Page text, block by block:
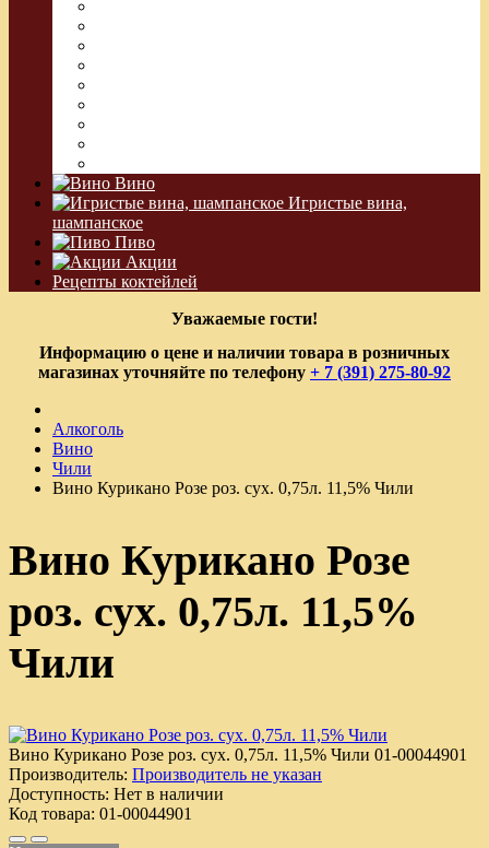
Вино
Игристые вина,
шампанское
Пиво
Акции
Рецепты коктейлей
Уважаемые гости!
Информацию о цене и наличии товара в розничных
магазинах уточняйте по телефону + 7 (391) 275-80-92
Алкоголь
Вино
Чили
Вино Курикано Розе роз. сух. 0,75л. 11,5% Чили
Вино Курикано Розе
роз. сух. 0,75л. 11,5%
Чили
Вино Курикано Розе роз. сух. 0,75л. 11,5% Чили 01-00044901
Производитель: Производитель не указан
Доступность: Нет в наличии
Код товара: 01-00044901